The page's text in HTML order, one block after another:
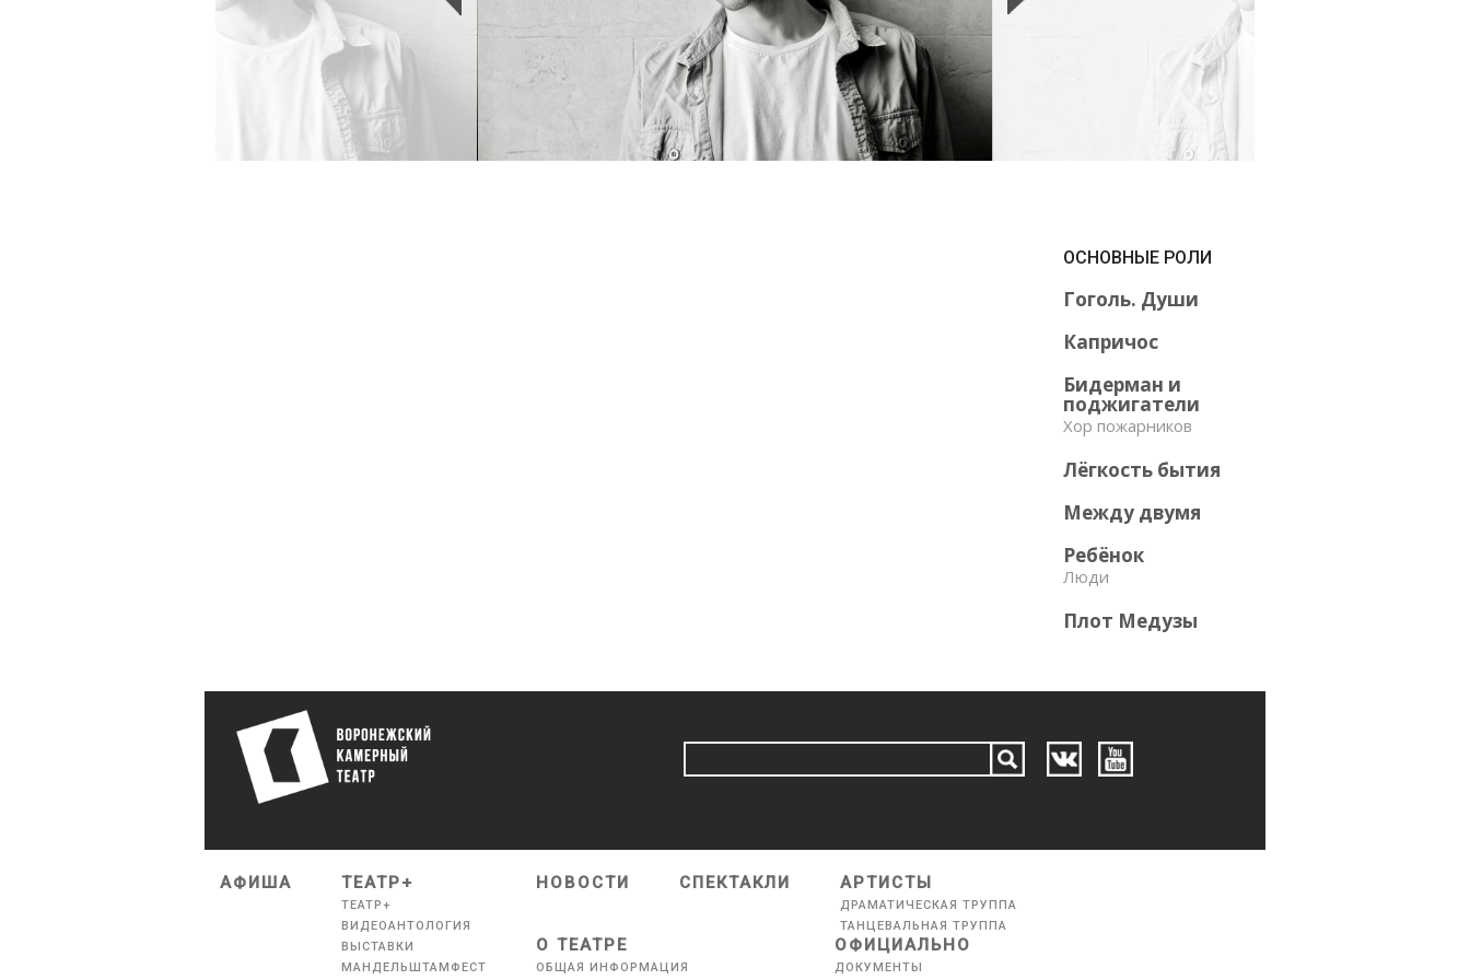
ОСНОВНЫЕ РОЛИ
Гоголь. Души
Капричос
Бидерман и
поджигатели
Хор пожарников
Лёгкость бытия
Между двумя
Ребёнок
Люди
Плот Медузы
АФИША ТЕАТР+
ТЕАТР+
ВИДЕОАНТОЛОГИЯ
ВЫСТАВКИ
МАНДЕЛЬШТАМФЕСТ
НОВОСТИ СПЕКТАКЛИ АРТИСТЫ
ДРАМАТИЧЕСКАЯ ТРУППА
ТАНЦЕВАЛЬНАЯ ТРУППА
О ТЕАТРЕ
ОБЩАЯ ИНФОРМАЦИЯ
ОФИЦИАЛЬНО
ДОКУМЕНТЫ